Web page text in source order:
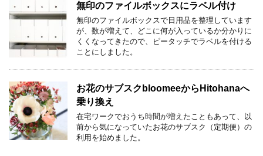
無印のファイルボックスにラベル付け
無印のファイルボックスで日用品を整理しています
が、数が増えて、どこに何が入っているか分かりに
くくなってきたので、ピータッチでラベルを付ける
ことにしました。
お花のサブスクbloomeeからHitohanaへ
乗り換え
在宅ワークでおうち時間が増えたこともあって、以
前から気になっていたお花のサブスク（定期便）の
利用を始めました。